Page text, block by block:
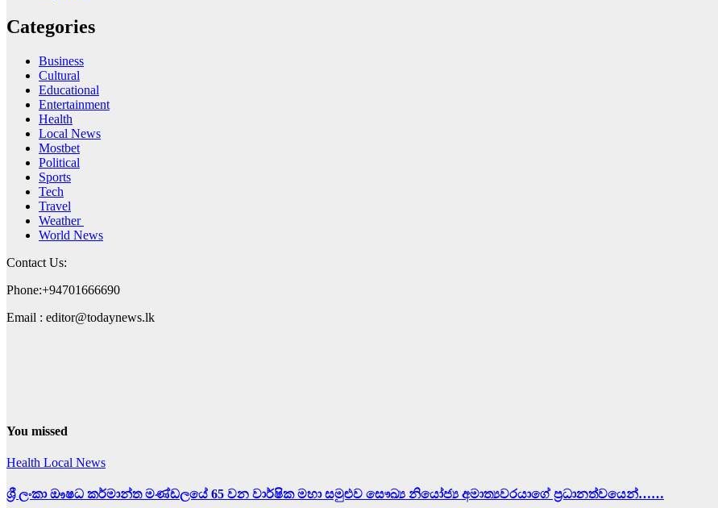
Categories
Business
Cultural
Educational
Entertainment
Health
Local News
Mostbet
Political
Sports
Tech
Travel
Weather
World News
Contact Us:
Phone:+94701666690
Email : editor@todaynews.lk
You missed
Health Local News
ශ්‍රී ලංකා ඖෂධ කර්මාන්ත මණ්ඩලයේ 65 වන වාර්ෂික මහා සමුළුව සෞඛ්‍ය නියෝජ්‍ය අමාත්‍යවරයාගේ ප්‍රධානත්වයෙන්……